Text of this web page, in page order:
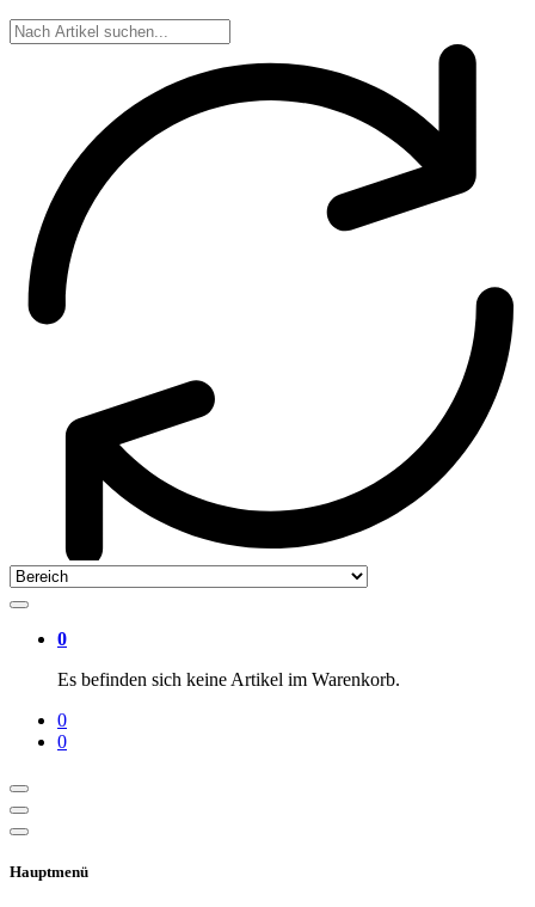
0
Es befinden sich keine Artikel im Warenkorb.
0
0
Hauptmenü